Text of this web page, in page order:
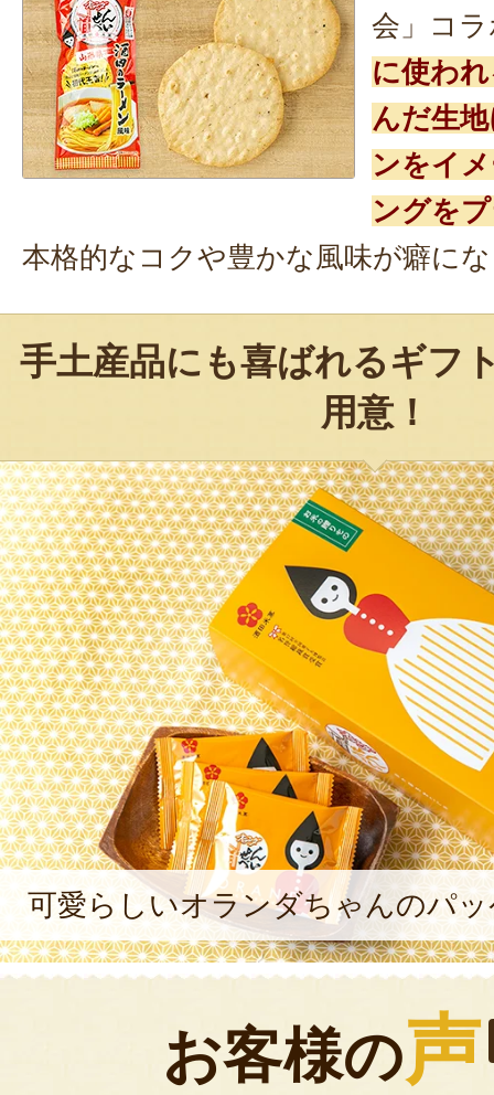
会」コ
に使わ
んだ生
ンをイ
ングを
本格的なコクや豊かな風味が癖に
手土産品にも喜ばれるギフ
用意！
可愛らしいオランダちゃんのパ
お客様の声